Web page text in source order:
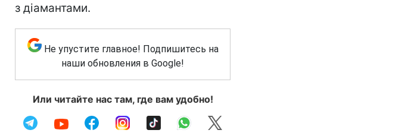
з діамантами.
Не упустите главное! Подпишитесь на
наши обновления в Google!
Или читайте нас там, где вам удобно!